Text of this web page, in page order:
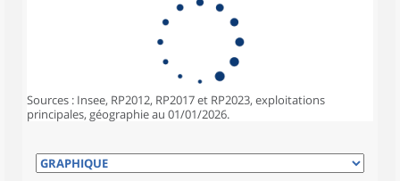
Sources : Insee, RP2012, RP2017 et RP2023, exploitations
principales, géographie au 01/01/2026.